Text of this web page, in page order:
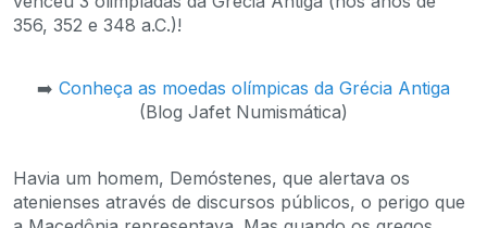
356, 352 e 348 a.C.)!
➡️ Conheça as moedas olímpicas da Grécia Antiga
(Blog Jafet Numismática)
Havia um homem, Demóstenes, que alertava os
atenienses através de discursos públicos, o perigo que